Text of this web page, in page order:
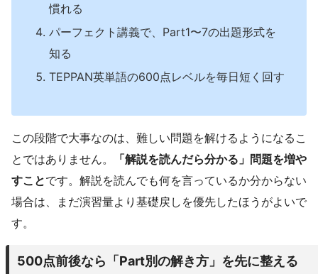
慣れる
パーフェクト講義で、Part1〜7の出題形式を
知る
TEPPAN英単語の600点レベルを毎日短く回す
この段階で大事なのは、難しい問題を解けるようになるこ
とではありません。
「解説を読んだら分かる」問題を増や
すことです。解説を読んでも何を言っているか分からない
場合は、まだ演習量より基礎戻しを優先したほうがよいで
す。
500点前後なら「Part別の解き方」を先に整える